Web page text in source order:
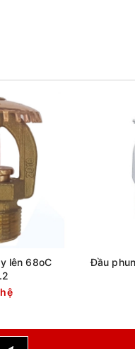
lên 68oC
Đầu